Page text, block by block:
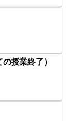
授業終了）